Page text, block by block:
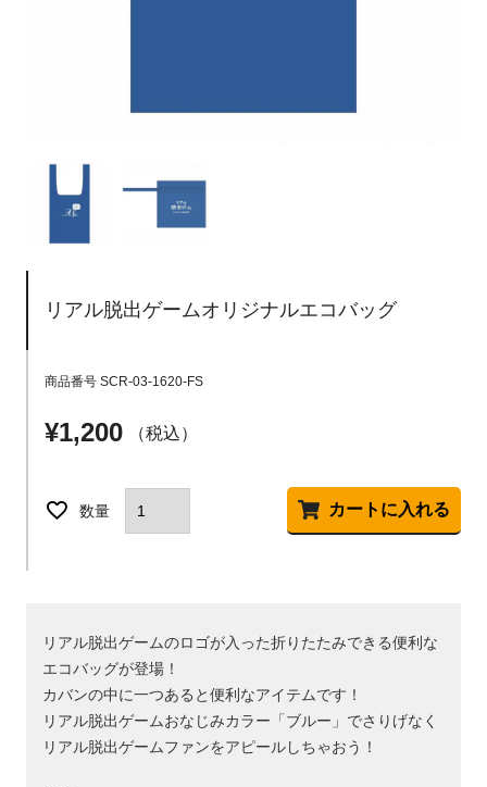
リアル脱出ゲームオリジナルエコバッグ
商品番号 SCR-03-1620-FS
¥1,200 税込
カートに入れる
リアル脱出ゲームのロゴが入った折りたたみできる便利な
エコバッグが登場！
カバンの中に一つあると便利なアイテムです！
リアル脱出ゲームおなじみカラー「ブルー」でさりげなく
リアル脱出ゲームファンをアピールしちゃおう！